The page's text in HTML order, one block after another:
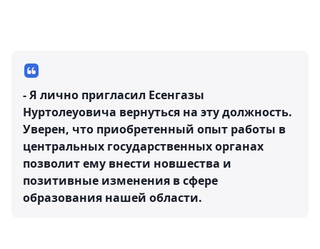
- Я лично пригласил Есенгазы
Нуртолеуовича вернуться на эту должность.
Уверен, что приобретенный опыт работы в
центральных государственных органах
позволит ему внести новшества и
позитивные изменения в сфере
образования нашей области.